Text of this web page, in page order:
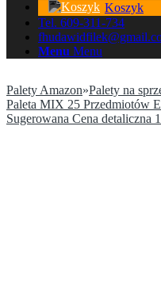
Koszyk
Tel. 609-311-734
Menu Menu
Palety Amazon»Palety na
Paleta MIX 25
Sugerowana Cena